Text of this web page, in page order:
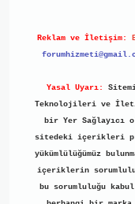
Reklam ve İletişim:
Yasal Uyarı:
Teknolojileri ve
bir Yer Sağlayıcı
sitedeki içerikleri
yükümlülüğümüz
içeriklerin
bu sorumluluğu